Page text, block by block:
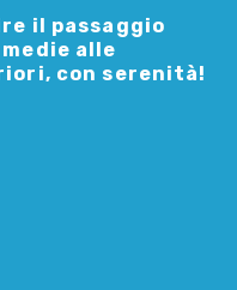
il passaggio
alle
con serenità!